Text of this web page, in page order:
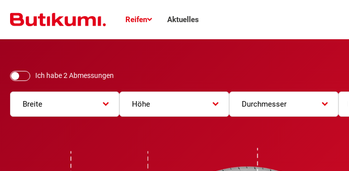
Reifen Aktuelles
Ich habe 2 Abmessungen
Breite Höhe Durchmesser